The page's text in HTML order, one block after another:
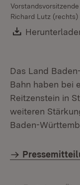
Richard Lutz (rechts)
Download:
Das Land
Bahn haben bei
Reitzenstein in
weiteren
Baden-